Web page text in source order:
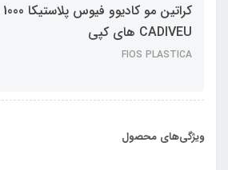
CADIVEU های کپی
FIOS PLASTICA
ویژگی‌های محصول